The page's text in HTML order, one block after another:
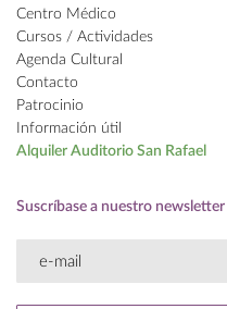
Centro Médico
Cursos / Actividades
Agenda Cultural
Contacto
Patrocinio
Información útil
Alquiler Auditorio San Rafael
Suscríbase a nuestro newsletter
mail